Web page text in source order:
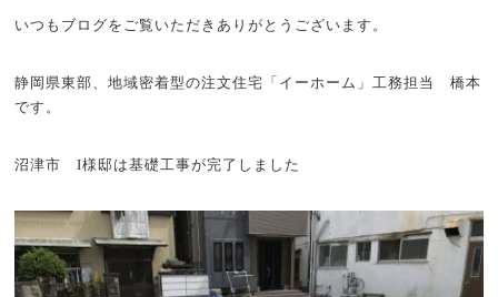
いつもブログをご覧いただきありがとうございます。
静岡県東部、地域密着型の注文住宅「イーホーム」工務担当 橋本
です。
沼津市 I様邸は基礎工事が完了しました